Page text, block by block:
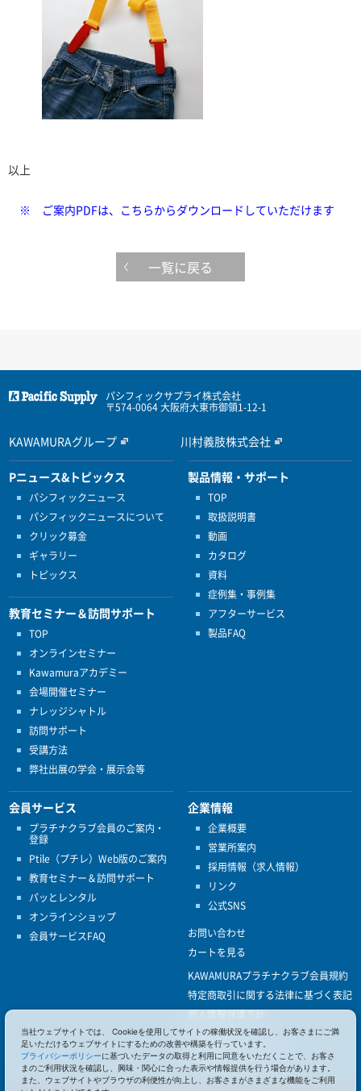
以上
※ ご案内PDFは、こちらからダウンロードしていただけます
一覧に戻る
パシフィックサプライ株式会社
〒574-0064 大阪府大東市御領1-12-1
KAWAMURAグループ 川村義肢株式会社
Pニュース&トピックス
パシフィックニュース
パシフィックニュースについて
クリック募金
ギャラリー
トピックス
教育セミナー＆訪問サポート
TOP
オンラインセミナー
Kawamuraアカデミー
会場開催セミナー
ナレッジシャトル
訪問サポート
受講方法
弊社出展の学会・展示会等
製品情報・サポート
TOP
取扱説明書
動画
カタログ
資料
症例集・事例集
アフターサービス
製品FAQ
会員サービス
プラチナクラブ会員のご案内・
登録
Ptile（プチレ）Web版のご案内
教育セミナー＆訪問サポート
パッとレンタル
オンラインショップ
会員サービスFAQ
企業情報
企業概要
営業所案内
採用情報（求人情報）
リンク
公式SNS
お問い合わせ
カートを見る
KAWAMURAプラチナクラブ会員規約
特定商取引に関する法律に基づく表記
個人情報保護方針
ISO9001
健康経営優良法人認定
当社ウェブサイトでは、 Cookieを使用してサイトの稼働状況を確認し、お客さまにご満
足いただけるウェブサイトにするための改善や構築を行っています。
プライバシーポリシーに基づいたデータの取得と利用に同意をいただくことで、お客さ
まのご利用状況を確認し、興味・関心に合った表示や情報提供を行う場合があります。
また、ウェブサイトやブラウザの利便性が向上し、お客さまがさまざまな機能をご利用